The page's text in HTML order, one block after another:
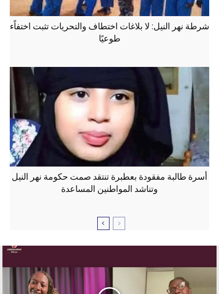
شرطة نهر النيل: لا بلاغات اختطاف والتحريات تثبت اختفاًء
طوعيًا
أسرة طالبة مفقودة بعطبرة تنتقد صمت حكومة نهر النيل
وتناشد المواطنين المساعدة